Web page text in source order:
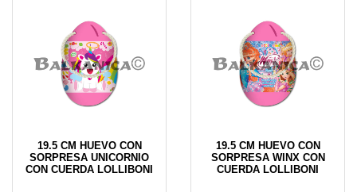
19.5 CM HUEVO CON
SORPRESA UNICORNIO
CON CUERDA LOLLIBONI
19.5 CM HUEVO CON
SORPRESA WINX CON
CUERDA LOLLIBONI